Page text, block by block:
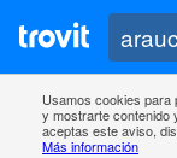
Usamos cookies para
y mostrarte contenido
aceptas este aviso,
Más información